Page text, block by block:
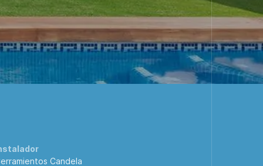
Candela